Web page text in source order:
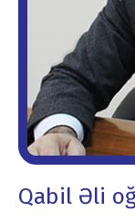
Qabil Əli